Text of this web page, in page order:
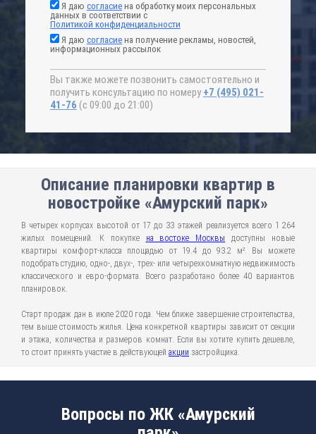
Я даю согласиена обработку моих персональных
данных в соответствии с
Политикой конфиденциальности
Я даю согласиена получение рекламы, новостей,
информационных рассылок
Вы также можете позвонить самостоятельно и
получить консультацию по номеру +7 (495) 021-
41-76 (с 09:00 до 21:00)
Описание планировки квартир в
новостройке «Амурский парк»
В четырех корпусах высотой от 17 до 33 этажей реализуется всего 1 264
жилых помещений. К покупке
на востоке Москвы доступны новые
квартиры комфорт-класса площадью от 19.4 до 93.2 м². Вы можете
подобрать студию, одно-, двух-, трех- или четырехкомнатную недвижимость
классического и евро-формата. Всего разработано более 40 вариантов
планировок.
Старт продаж дан в июле 2020 года. Чем ближе завершение строительства,
тем выше стоимость жилья. Цена конкретной квартиры зависит от секции
и этажа, количества и размеров комнат. Если вы хотите купить дешевле,
то стоит принять участие в действующей акции застройщика.
Вопросы по ЖК «Амурский